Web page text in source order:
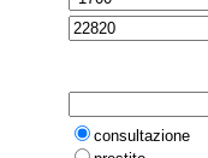
consultazione